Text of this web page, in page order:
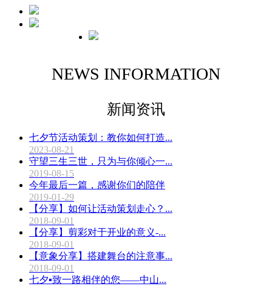
NEWS INFORMATION
新闻资讯
七夕节活动策划：教你如何打造...
2023-08-21
守望三生三世，只为与你倾心一...
2019-08-15
今年最后一篇，感谢你们的陪伴
2019-01-29
【分享】如何让活动策划走心？...
2018-09-01
【分享】剪彩对于开业的意义-...
2018-09-01
【意象分享】搭建舞台的注意事...
2018-09-01
七夕▪致一路相伴的您——中山...